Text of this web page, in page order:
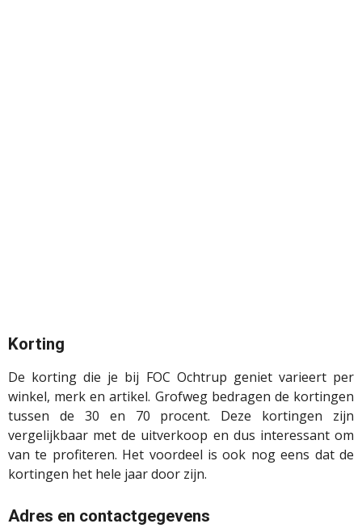
Korting
De korting die je bij FOC Ochtrup geniet varieert per
winkel, merk en artikel. Grofweg bedragen de kortingen
tussen de 30 en 70 procent. Deze kortingen zijn
vergelijkbaar met de uitverkoop en dus interessant om
van te profiteren. Het voordeel is ook nog eens dat de
kortingen het hele jaar door zijn.
Adres en contactgegevens